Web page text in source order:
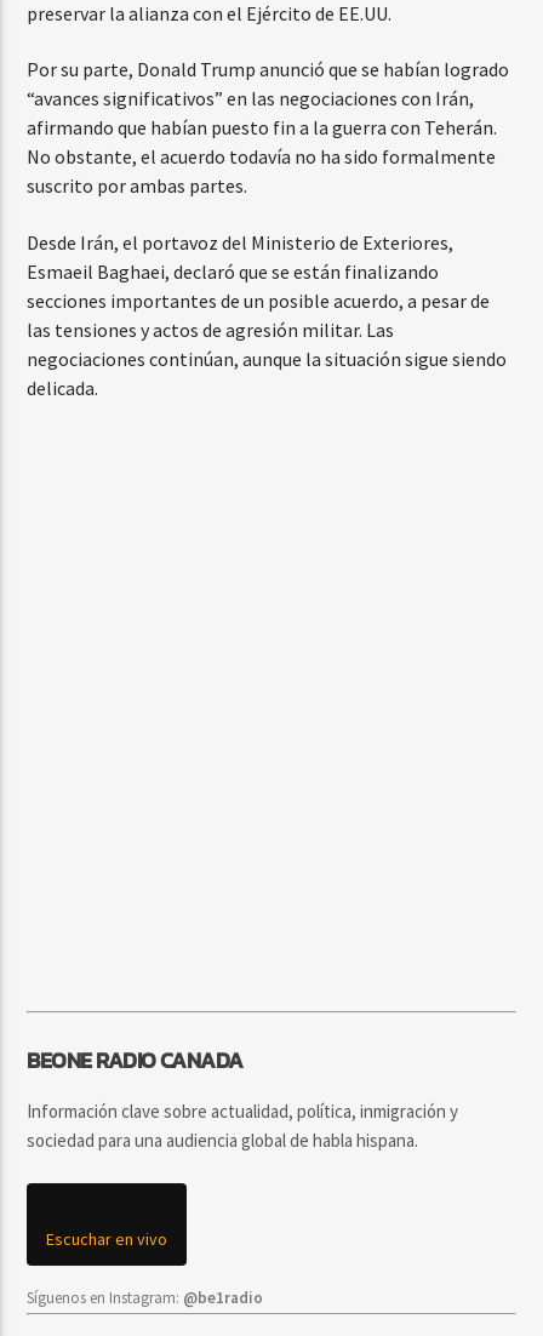
preservar la alianza con el Ejército de EE.UU.
Por su parte, Donald Trump anunció que se habían logrado
“avances significativos” en las negociaciones con Irán,
afirmando que habían puesto fin a la guerra con Teherán.
No obstante, el acuerdo todavía no ha sido formalmente
suscrito por ambas partes.
Desde Irán, el portavoz del Ministerio de Exteriores,
Esmaeil Baghaei, declaró que se están finalizando
secciones importantes de un posible acuerdo, a pesar de
las tensiones y actos de agresión militar. Las
negociaciones continúan, aunque la situación sigue siendo
delicada.
BEONE RADIO CANADA
Información clave sobre actualidad, política, inmigración y
sociedad para una audiencia global de habla hispana.
Escuchar en vivo
Síguenos en Instagram: @be1radio